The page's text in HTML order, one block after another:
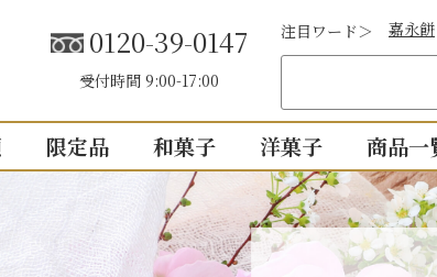
0120-39-0147
受付時間 9:00-17:00
注目ワード＞ 嘉永餅
つぶあん
限定品 和菓子 洋菓子 商品一
わ
明付き
内祝い（お返し）
結婚内祝い
お祝い
結婚祝い